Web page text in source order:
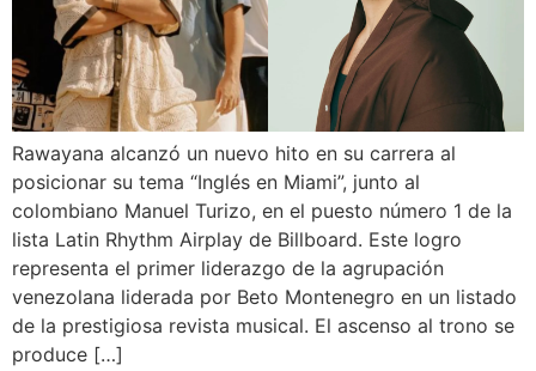
Rawayana alcanzó un nuevo hito en su carrera al
posicionar su tema “Inglés en Miami”, junto al
colombiano Manuel Turizo, en el puesto número 1 de la
lista Latin Rhythm Airplay de Billboard. Este logro
representa el primer liderazgo de la agrupación
venezolana liderada por Beto Montenegro en un listado
de la prestigiosa revista musical. El ascenso al trono se
produce […]